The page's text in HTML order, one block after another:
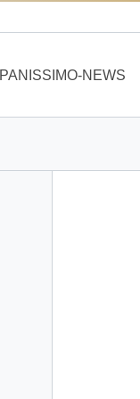
PANISSIMO-NEWS